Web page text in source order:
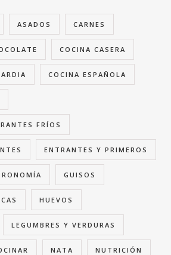
ASADOS CARNES
COCINA CASERA
COCINA ESPAÑOLA
FRÍOS
ENTRANTES Y PRIMEROS
GUISOS
HUEVOS
LEGUMBRES Y VERDURAS
NATA NUTRICIÓN